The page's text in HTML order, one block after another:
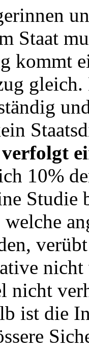
Staat
kommt
10%
Studie
welche
nicht
nicht
ist die